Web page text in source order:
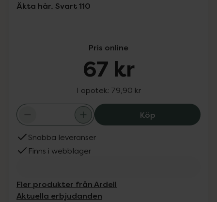
Äkta hår. Svart 110
Pris online
67 kr
I apotek: 79,90 kr
KöpArdell
Snabba leveranser
Finns i webblager
Fler produkter från Ardell
Aktuella erbjudanden